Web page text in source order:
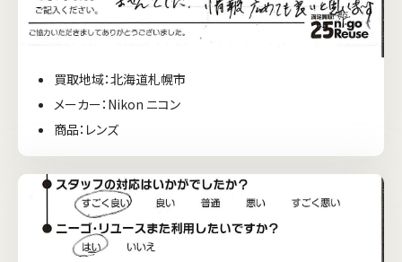
買取地域：北海道札幌市
メーカー：Nikon ニコン
商品：レンズ